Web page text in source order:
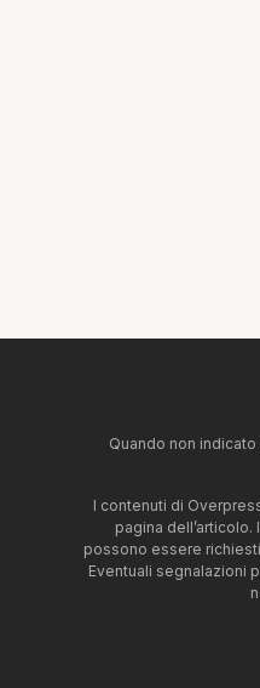
Quando non
I contenuti di
pagina
possono essere
Eventuali segnalazioni